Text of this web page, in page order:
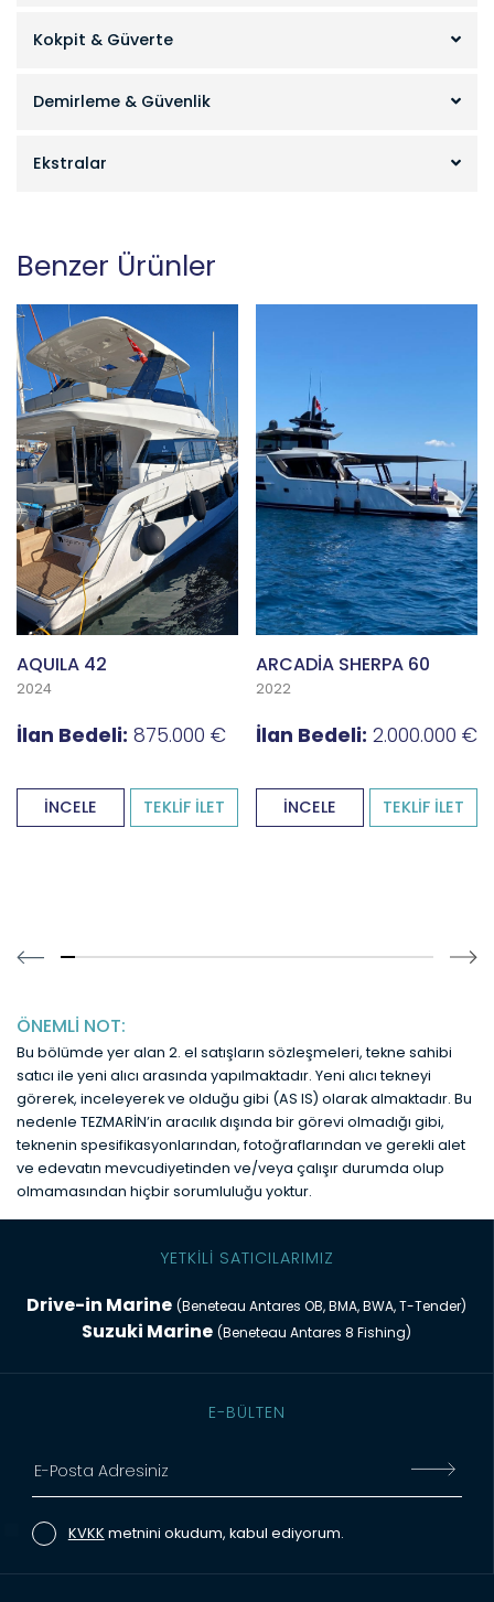
Kokpit & Güverte
Demirleme & Güvenlik
Ekstralar
Benzer Ürünler
AQUILA 42
2024
İlan Bedeli: 875.000 €
İNCELE TEKLİF İLET
ARCADİA SHERPA 60
2022
İlan Bedeli: 2.000.000 €
İNCELE TEKLİF İLET
12.76595744680851% completed
ÖNEMLİ NOT:
Bu bölümde yer alan 2. el satışların sözleşmeleri, tekne sahibi
satıcı ile yeni alıcı arasında yapılmaktadır. Yeni alıcı tekneyi
görerek, inceleyerek ve olduğu gibi (AS IS) olarak almaktadır. Bu
nedenle TEZMARİN’in aracılık dışında bir görevi olmadığı gibi,
teknenin spesifikasyonlarından, fotoğraflarından ve gerekli alet
ve edevatın mevcudiyetinden ve/veya çalışır durumda olup
olmamasından hiçbir sorumluluğu yoktur.
YETKİLİ SATICILARIMIZ
Drive-in Marine (Beneteau Antares OB, BMA, BWA, T-Tender)
Suzuki Marine (Beneteau Antares 8 Fishing)
E-BÜLTEN
KVKK metnini okudum, kabul ediyorum.